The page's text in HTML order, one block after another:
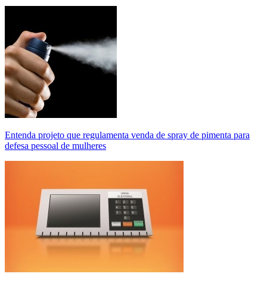
Entenda projeto que regulamenta venda de spray de pimenta para
defesa pessoal de mulheres